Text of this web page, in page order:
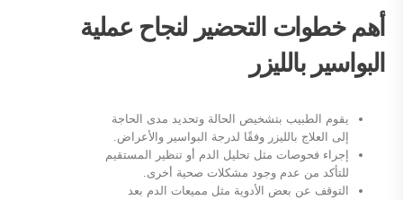
أهم خطوات التحضير لنجاح عملية
البواسير بالليزر
يقوم الطبيب بتشخيص الحالة وتحديد مدى الحاجة
إلى العلاج بالليزر وفقًا لدرجة البواسير والأعراض.
إجراء فحوصات مثل تحليل الدم أو تنظير المستقيم
للتأكد من عدم وجود مشكلات صحية أخرى.
التوقف عن بعض الأدوية مثل مميعات الدم بعد